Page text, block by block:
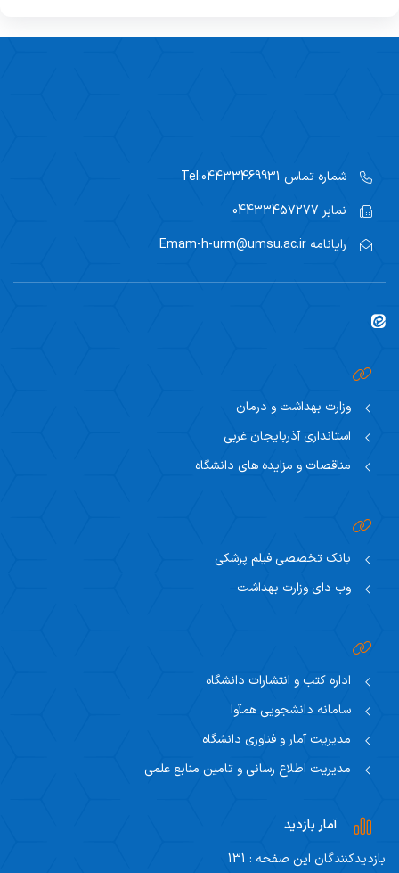
شماره تماس
نمابر
رایانامه
وزارت بهداشت و درمان
استانداری آذربایجان غربی
مناقصات و مزایده های دانشگاه
بانک تخصصی فیلم پزشکی
وب دای وزارت بهداشت
اداره کتب و انتشارات دانشگاه
سامانه دانشجویی همآوا
مدیریت آمار و فناوری دانشگاه
مدیریت اطلاع رسانی و تامین منابع علمی
آمار بازدید
بازدیدکنندگان این صفحه : 131